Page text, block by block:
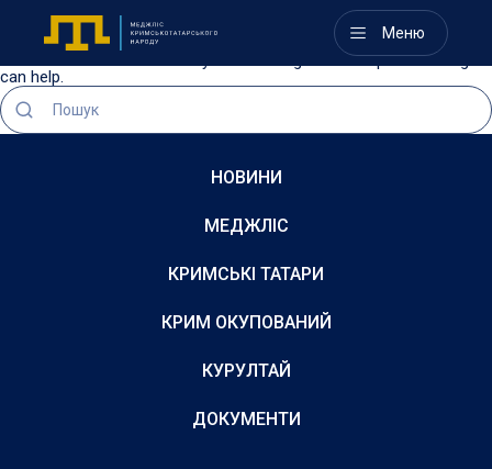
Меню
Nothing Found
It seems we can’t find what you’re looking for. Perhaps searching
can help.
НОВИНИ
МЕДЖЛІС
КРИМСЬКІ ТАТАРИ
КРИМ ОКУПОВАНИЙ
КУРУЛТАЙ
ДОКУМЕНТИ